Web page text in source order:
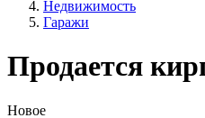
Недвижимость
Гаражи
Продается
Новое